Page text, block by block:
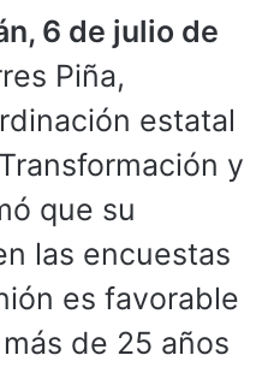
6 de julio de
Piña,
estatal
y
que su
las encuestas
es favorable
de 25 años